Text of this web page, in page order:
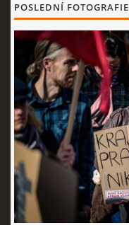
POSLEDNÍ FOTOGRAFIE